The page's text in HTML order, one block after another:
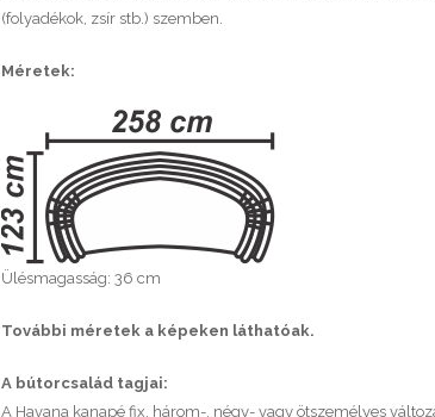
(folyadékok, zsír stb.) szemben.
Méretek:
Ülésmagasság: 36 cm
További méretek a képeken láthatóak.
A bútorcsalád tagjai:
A Havana kanapé fix, három-, négy- vagy ötszemélyes